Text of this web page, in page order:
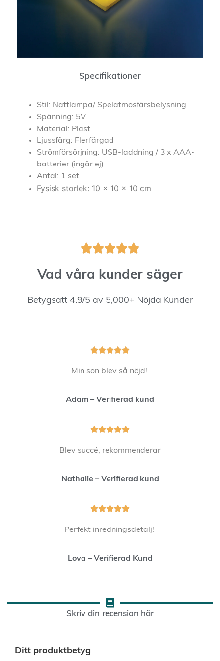
Specifikationer
Stil: Nattlampa/ Spelatmosfärsbelysning
Spänning: 5V
Material: Plast
Ljussfärg: Flerfärgad
Strömförsörjning: USB-laddning / 3 x AAA-
batterier (ingår ej)
Antal: 1 set
Fysisk storlek: 10 x 10 x 10 cm

Vad våra kunder säger
Betygsatt 4.9/5 av 5,000+ Nöjda Kunder

Min son blev så nöjd!
Adam – Verifierad kund

Blev succé, rekommenderar
Nathalie – Verifierad kund

Perfekt inredningsdetalj!
Lova – Verifierad Kund
Skriv din recension här
Ditt produktbetyg